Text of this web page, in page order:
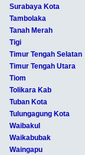
Surabaya Kota
Tambolaka
Tanah Merah
Tigi
Timur Tengah Selatan
Timur Tengah Utara
Tiom
Tolikara Kab
Tuban Kota
Tulungagung Kota
Waibakul
Waikabubak
Waingapu